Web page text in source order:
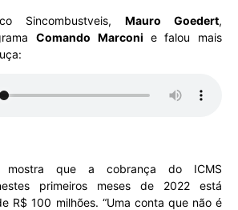
Sincombustveis, Mauro Goedert,
Comando Marconi e falou mais
mostra que a cobrança do ICMS
primeiros meses de 2022 está
R$ 100 milhões. “Uma conta que não é